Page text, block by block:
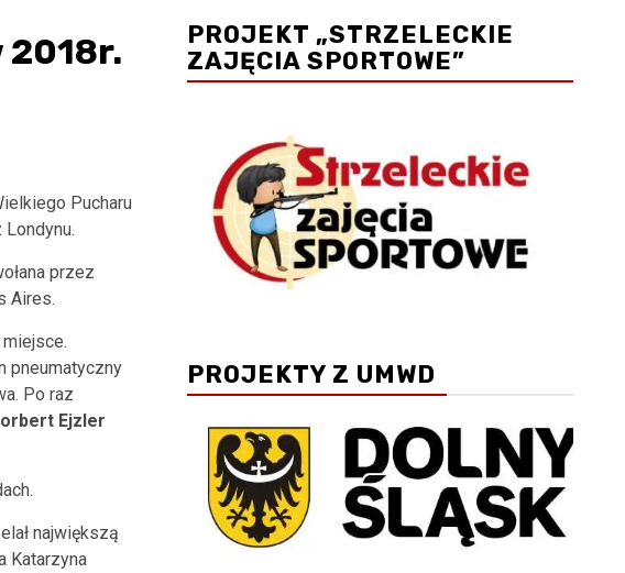
2018r.
Pucharu
przez
Aires.
pneumatyczny
Po raz
Ejzler
największą
Katarzyna
PROJEKT „STRZELECKIE
ZAJĘCIA SPORTOWE”
PROJEKTY Z UMWD